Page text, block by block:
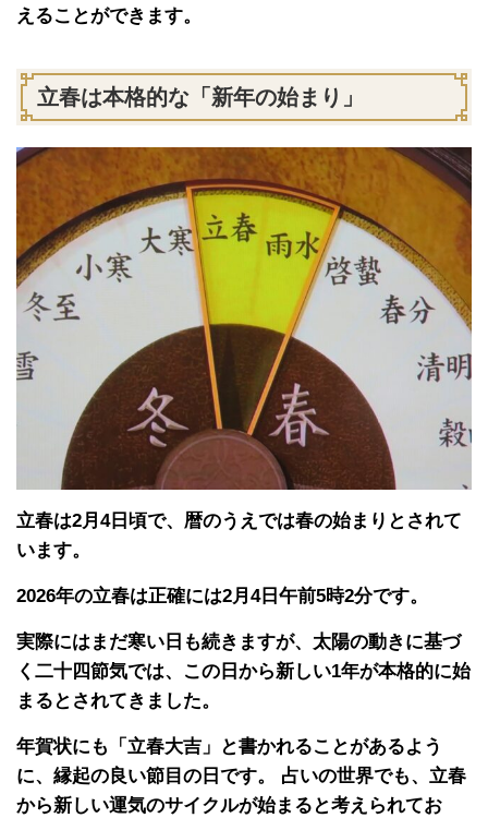
えることができます。
立春は本格的な「新年の始まり」
立春は2月4日頃で、暦のうえでは春の始まりとされて
います。
2026年の立春は正確には2月4日午前5時2分です。
実際にはまだ寒い日も続きますが、太陽の動きに基づ
く二十四節気では、この日から新しい1年が本格的に始
まるとされてきました。
年賀状にも「立春大吉」と書かれることがあるよう
に、縁起の良い節目の日です。 占いの世界でも、立春
から新しい運気のサイクルが始まると考えられてお